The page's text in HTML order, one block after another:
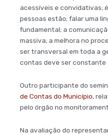
acessíveis e convidativas;
pessoas estão; falar uma
fundamental; a
massiva; a melhora no
ser transversal em toda a
contas deve ser constante
Outro participante do
de Contas do Município,
pelo órgão no
Na avaliação do